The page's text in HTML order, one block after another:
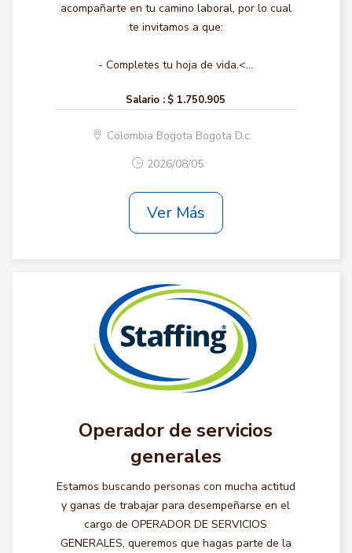
acompañarte en tu camino laboral, por lo cual
te invitamos a que:
- Completes tu hoja de vida.<...
Salario : $ 1.750.905
Colombia Bogota Bogota D.c.
2026/08/05
Ver Más
Operador de servicios
generales
Estamos buscando personas con mucha actitud
y ganas de trabajar para desempeñarse en el
cargo de OPERADOR DE SERVICIOS
GENERALES, queremos que hagas parte de la